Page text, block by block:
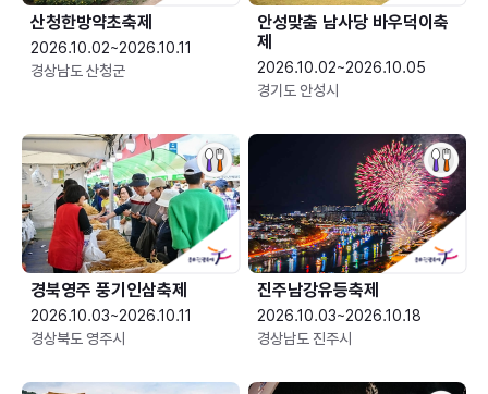
산청한방약초축제
2026.10.02~2026.10.11
경상남도 산청군
안성맞춤 남사당 바우덕이축
제
2026.10.02~2026.10.05
경기도 안성시
경북영주 풍기인삼축제
2026.10.03~2026.10.11
경상북도 영주시
진주남강유등축제
2026.10.03~2026.10.18
경상남도 진주시